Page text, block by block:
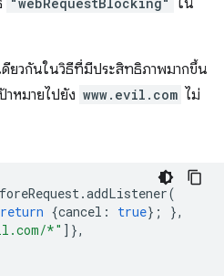
ใน
ดียวกันในวิธีที่มีประสิทธิภาพมากขึ้น
าหมายไปยัง www.evil.com ไม่
.addListener(
return {cancel : true};
},
*" ]},